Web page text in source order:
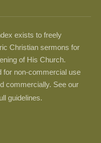
exists to freely
Christian sermons for
of His Church.
for non-commercial use
commercially. See our
guidelines.